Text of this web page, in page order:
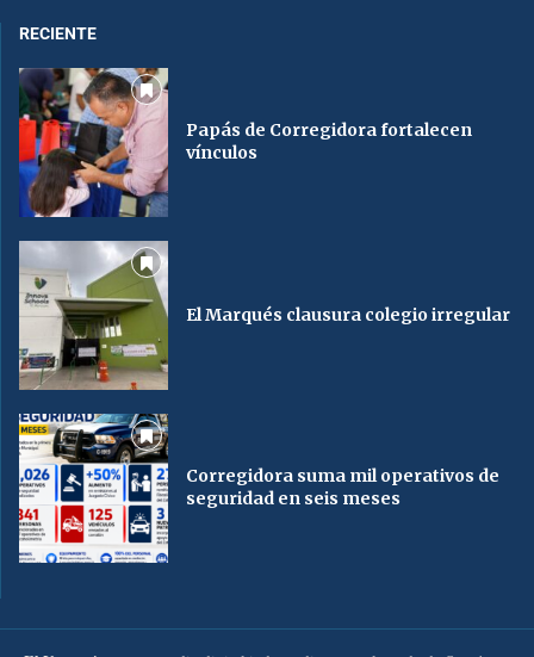
RECIENTE
Papás de Corregidora fortalecen
vínculos
El Marqués clausura colegio irregular
Corregidora suma mil operativos de
seguridad en seis meses